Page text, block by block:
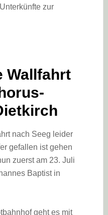
zur
Wallfahrt
nach Seeg leider
gefallen ist gehen
zuerst am 23. Juli
Baptist in
geht es mit